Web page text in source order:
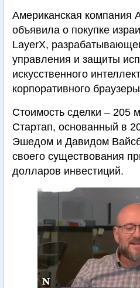
Американская компания
объявила о покупке
LayerX,
управления и защиты
искусственного
корпоративного
Стоимость сделки – 205
Стартап, основанный в
Эшедом и Давидом
своего существования
долларов инвестиций.